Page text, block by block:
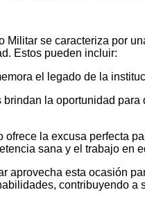
Militar se caracteriza por
Estos pueden incluir:
el legado de la
la oportunidad
la excusa perfecta
sana y el trabajo en
aprovecha esta ocasión
contribuyendo a